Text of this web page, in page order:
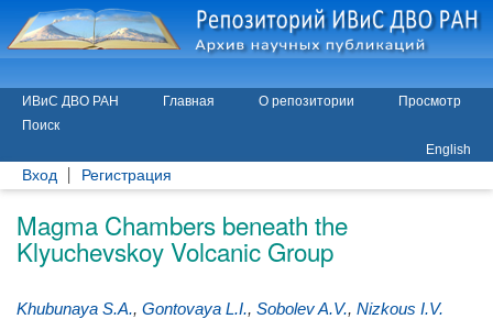
ИВиС ДВО РАН Главная О репозитории
Просмотр
Поиск
English
Вход Регистрация
Magma Chambers beneath the
Klyuchevskoy Volcanic Group
Khubunaya S.A., Gontovaya L.I., Sobolev A.V., Nizkous I.V.